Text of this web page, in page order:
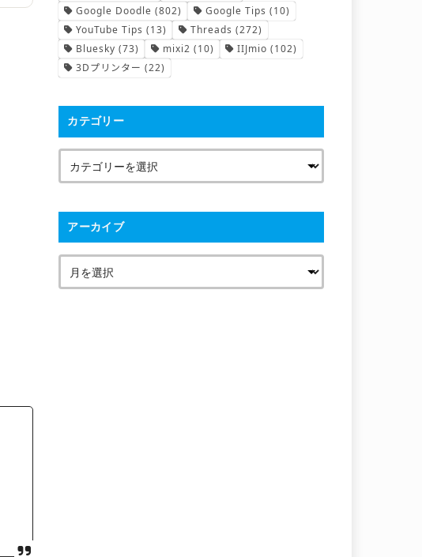
Google Doodle (802) Google Tips (10)
YouTube Tips (13) Threads (272)
Bluesky (73) mixi2 (10) IIJmio (102)
3Dプリンター (22)
カテゴリー
アーカイブ